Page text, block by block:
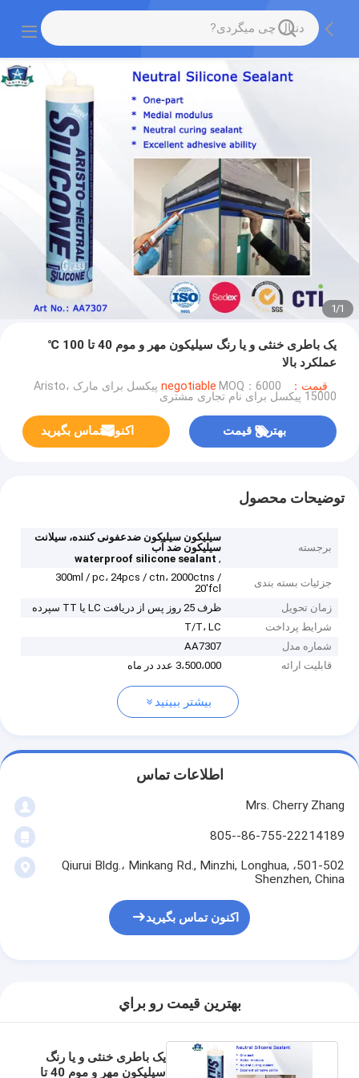
1
/
1
یک باطری خنثی و یا رنگ سیلیکون مهر و موم 40 تا 100 ℃
عملکرد بالا
قیمت：negotiable MOQ：6000 پیکسل برای مارک Aristo،
15000 پیکسل برای نام تجاری مشتری
بهترین قیمت اکنون تماس بگیرید
توضیحات محصول
برجسته
سیلیکون سیلیکون ضدعفونی کننده، سیلانت
سیلیکون ضد آب
,
waterproof silicone sealant
جزئیات بسته بندی
300ml / pc، 24pcs / ctn، 2000ctns /
20'fcl
زمان تحویل
ظرف 25 روز پس از دریافت LC یا TT سپرده
شرایط پرداخت
T/T، LC
شماره مدل
AA7307
قابلیت ارائه
3،500،000 عدد در ماه
بیشتر ببینید
اطلاعات تماس
Mrs. Cherry Zhang
86-755-22214189--805
501-502، Qiurui Bldg.، Minkang Rd., Minzhi, Longhua,
Shenzhen, China
اکنون تماس بگیرید
بهترين قيمت رو براي
یک باطری خنثی و یا رنگ
سیلیکون مهر و موم 40 تا